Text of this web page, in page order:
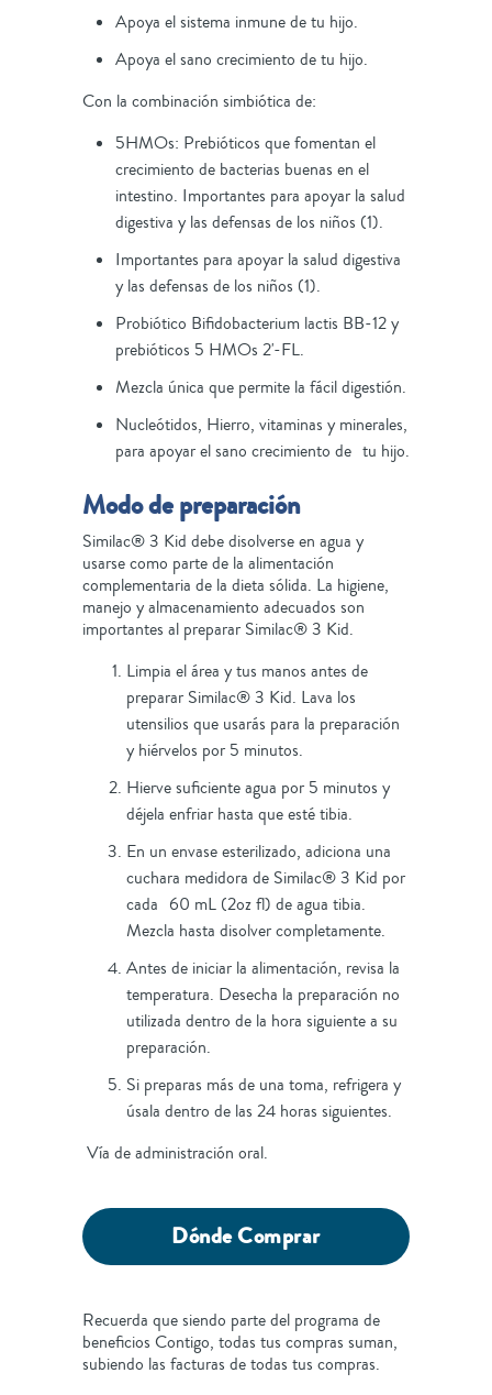
Apoya el sistema inmune de tu hijo.
Apoya el sano crecimiento de tu hijo.
Con la combinación simbiótica de:
5HMOs: Prebióticos que fomentan el
crecimiento de bacterias buenas en el
intestino. Importantes para apoyar la salud
digestiva y las defensas de los niños (1).
Importantes para apoyar la salud digestiva
y las defensas de los niños (1).
Probiótico Bifidobacterium lactis BB-12 y
prebióticos 5 HMOs 2'-FL.
Mezcla única que permite la fácil digestión.
Nucleótidos, Hierro, vitaminas y minerales,
para apoyar el sano crecimiento de tu hijo.
Modo de preparación
Similac® 3 Kid debe disolverse en agua y
usarse como parte de la alimentación
complementaria de la dieta sólida. La higiene,
manejo y almacenamiento adecuados son
importantes al preparar Similac® 3 Kid.
Limpia el área y tus manos antes de
preparar Similac® 3 Kid. Lava los
utensilios que usarás para la preparación
y hiérvelos por 5 minutos.
Hierve sufi­ciente agua por 5 minutos y
déjela enfriar hasta que esté tibia.
En un envase esterilizado, adiciona una
cuchara medidora de Similac® 3 Kid por
cada 60 mL (2oz fl) de agua tibia.
Mezcla hasta disolver completamente.
Antes de iniciar la alimentación, revisa la
temperatura. Desecha la preparación no
utilizada dentro de la hora siguiente a su
preparación.
Si preparas más de una toma, refrigera y
úsala dentro de las 24 horas siguientes.
Vía de administración oral.
Dónde Comprar
Recuerda que siendo parte del programa de
beneficios Contigo, todas tus compras suman,
subiendo las facturas de todas tus compras.